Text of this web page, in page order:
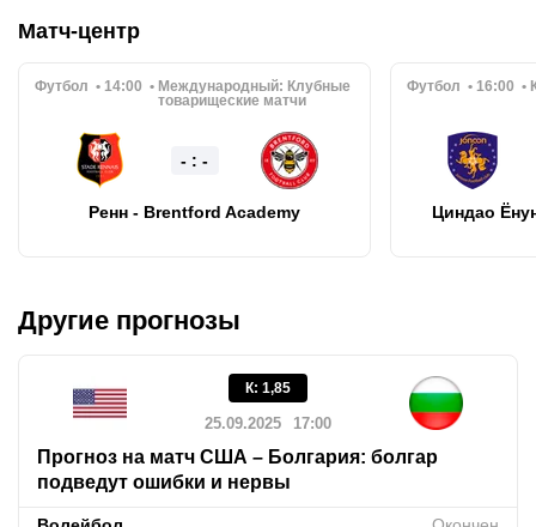
Матч-центр
Футбол 14:00 Международный: Клубные
товарищеские матчи
- : -
Ренн - Brentford Academy
Футбол 16:00
Циндао
Другие прогнозы
К: 1,85
25.09.2025 17:00
Прогноз на матч США – Болгария: болгар
подведут ошибки и нервы